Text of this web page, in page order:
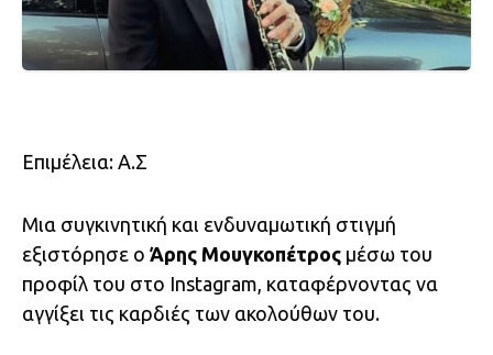
Επιμέλεια: Α.Σ
Μια συγκινητική και ενδυναμωτική στιγμή
εξιστόρησε ο Άρης Μουγκοπέτρος μέσω του
προφίλ του στο Instagram, καταφέρνοντας να
αγγίξει τις καρδιές των ακολούθων του.